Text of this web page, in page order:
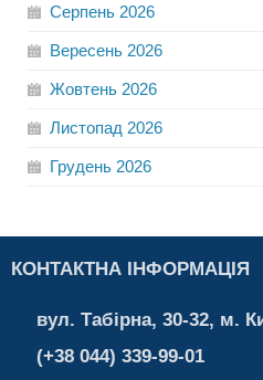
Серпень 2026
Вересень 2026
Жовтень 2026
Листопад 2026
Грудень 2026
КОНТАКТНА ІНФОРМАЦІЯ
вул. Табірна, 30-32, м.
(+38 044) 339-99-01